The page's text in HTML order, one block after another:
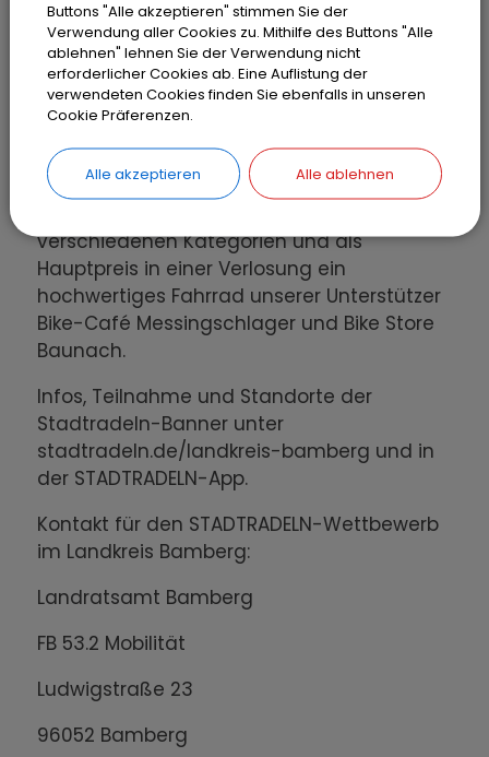
oder schließt Euch einem an. Radelt im
Aktionszeitraum los und tragt Eure
Kilometer online ein oder nutzt die
STADTRADELN-App zur Aufzeichnung Eurer
Fahrten.
Es winken für die Teilnehmerinnen und
verschiedenen Kategorien und als
Hauptpreis in einer Verlosung ein
hochwertiges Fahrrad unserer Unterstützer
Bike-Café Messingschlager und Bike Store
Baunach.
Infos, Teilnahme und Standorte der
Stadtradeln-Banner unter
stadtradeln.de/landkreis-bamberg und in
der STADTRADELN-App.
Kontakt für den STADTRADELN-Wettbewerb
im Landkreis Bamberg:
Landratsamt Bamberg
FB 53.2 Mobilität
Ludwigstraße 23
96052 Bamberg
Buttons "Alle akzeptieren" stimmen Sie der
Verwendung aller Cookies zu. Mithilfe des Buttons "Alle
ablehnen" lehnen Sie der Verwendung nicht
erforderlicher Cookies ab. Eine Auflistung der
verwendeten Cookies finden Sie ebenfalls in unseren
Cookie Präferenzen.
Alle akzeptieren Alle ablehnen